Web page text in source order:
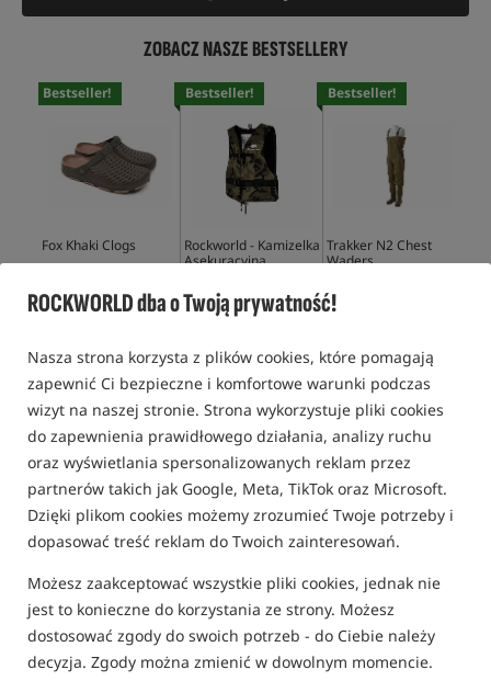
ROCKWORLD dba o Twoją prywatność!
Nasza strona korzysta z plików cookies, które pomagają
zapewnić Ci bezpieczne i komfortowe warunki podczas
wizyt na naszej stronie. Strona wykorzystuje pliki cookies
do zapewnienia prawidłowego działania, analizy ruchu
oraz wyświetlania spersonalizowanych reklam przez
partnerów takich jak Google, Meta, TikTok oraz Microsoft.
Dzięki plikom cookies możemy zrozumieć Twoje potrzeby i
dopasować treść reklam do Twoich zainteresowań.
Możesz zaakceptować wszystkie pliki cookies, jednak nie
jest to konieczne do korzystania ze strony. Możesz
dostosować zgody do swoich potrzeb - do Ciebie należy
decyzja. Zgody można zmienić w dowolnym momencie.
ZOBACZ NASZE BESTSELLERY
Bestseller!
Fox Khaki Clogs
74,99PLN
Bestseller!
Rockworld - Kamizelka
Asekuracyjna
139,99PLN
Bestseller!
Trakker N2 Chest
Waders
409,90
UBRANIA KARPIOWE